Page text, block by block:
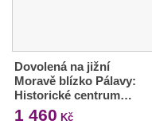
Dovolená na jižní
Moravě blízko Pálavy:
Historické centrum…
1 460 Kč